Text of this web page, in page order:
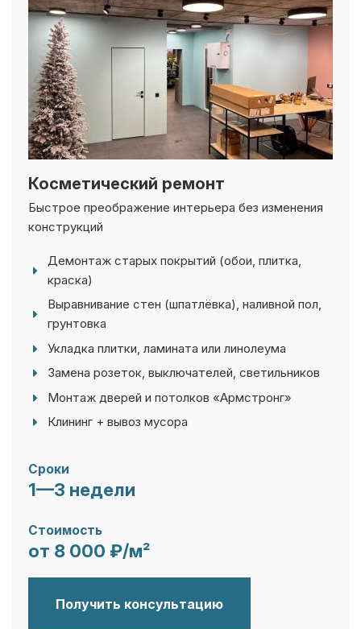
Быстрое преображение интерьера без изменения
конструкций
краска)
Выравнивание стен (шпатлёвка), наливной пол,
грунтовка
Укладка плитки, ламината или линолеума
Замена розеток, выключателей, светильников
Монтаж дверей и потолков «Армстронг»
Клининг + вывоз мусора
1—3 недели
от 8 000 ₽/м²